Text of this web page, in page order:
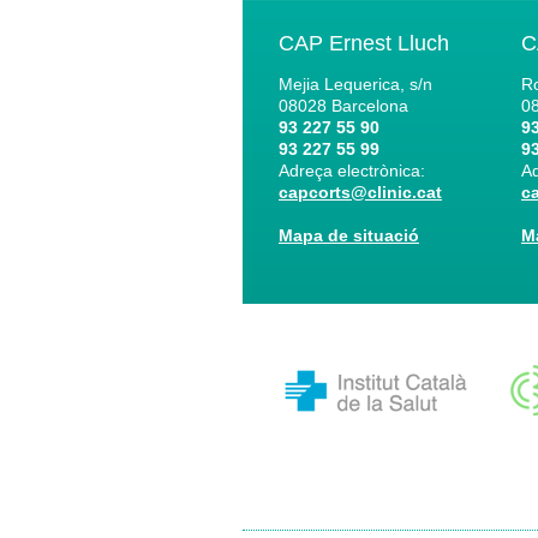
CAP Ernest Lluch
Mejia Lequerica, s/n
08028 Barcelona
93 227 55 90
93 227 55 99
Adreça electrònica:
capcorts@clinic.cat
Mapa de situació